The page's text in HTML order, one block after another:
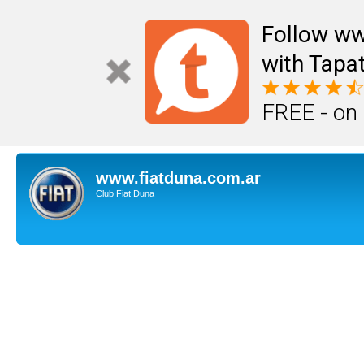
Follow
with
FREE -
www.fiatduna.com.ar
Club Fiat Duna